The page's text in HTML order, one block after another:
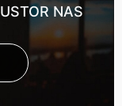
NAS